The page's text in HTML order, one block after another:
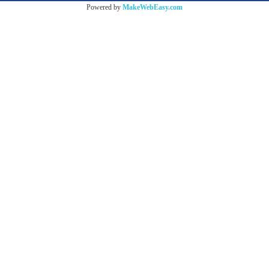
Powered by MakeWebEasy.com